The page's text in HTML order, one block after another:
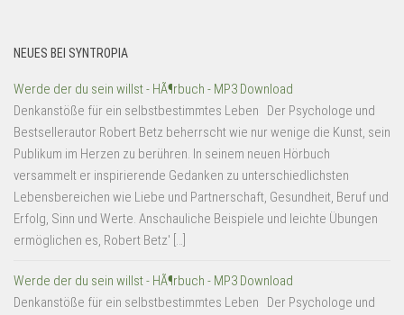
NEUES BEI SYNTROPIA
Werde der du sein willst - HÃ¶rbuch - MP3 Download
Denkanstöße für ein selbstbestimmtes Leben Der Psychologe und
Bestsellerautor Robert Betz beherrscht wie nur wenige die Kunst, sein
Publikum im Herzen zu berühren. In seinem neuen Hörbuch
versammelt er inspirierende Gedanken zu unterschiedlichsten
Lebensbereichen wie Liebe und Partnerschaft, Gesundheit, Beruf und
Erfolg, Sinn und Werte. Anschauliche Beispiele und leichte Übungen
ermöglichen es, Robert Betz' […]
Werde der du sein willst - HÃ¶rbuch - MP3 Download
Denkanstöße für ein selbstbestimmtes Leben Der Psychologe und